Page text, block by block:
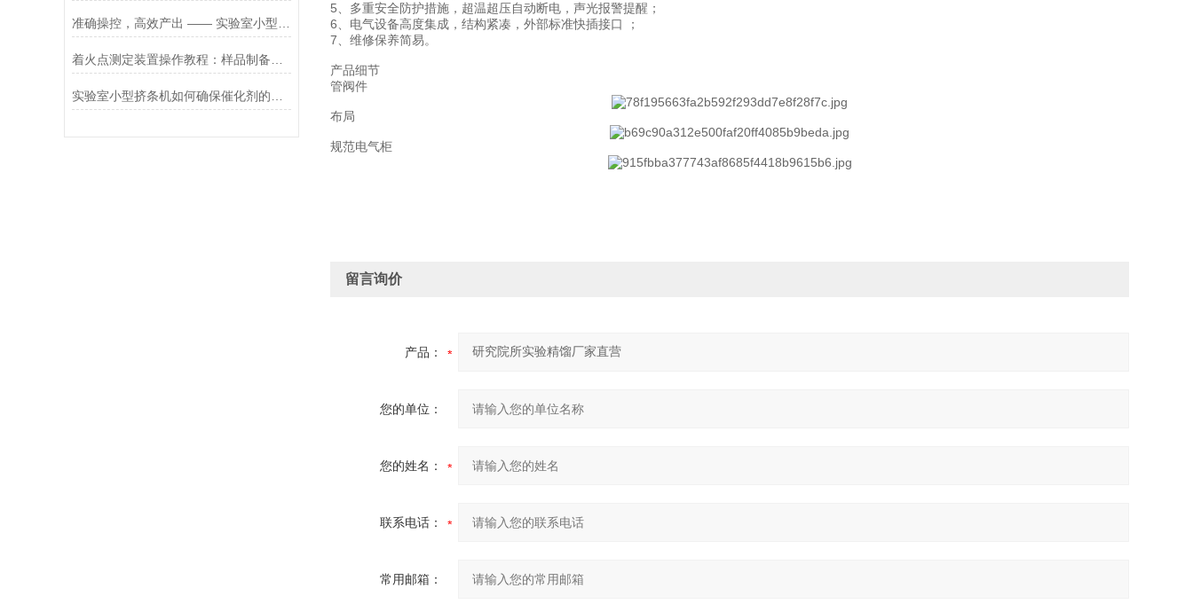
5、多重安全防护措施，超温超压自动断电，声光报警提醒；
6、电气设备高度集成，结构紧凑，外部标准快插接口 ；
7、维修保养简易。
产品细节
管阀件
布局
规范电气柜
留言询价
产品：
您的单位：
您的姓名：
联系电话：
常用邮箱：